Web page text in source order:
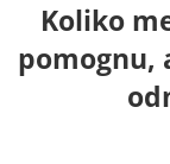
Koliko
pomognu,